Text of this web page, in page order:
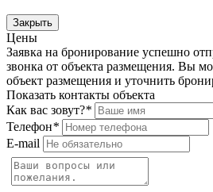
Закрыть
Цены
Заявка на бронирование успешно
звонка от объекта размещения. Вы
объект размещения и уточнить
Показать контакты объекта
Как вас зовут?*
Телефон*
E-mail